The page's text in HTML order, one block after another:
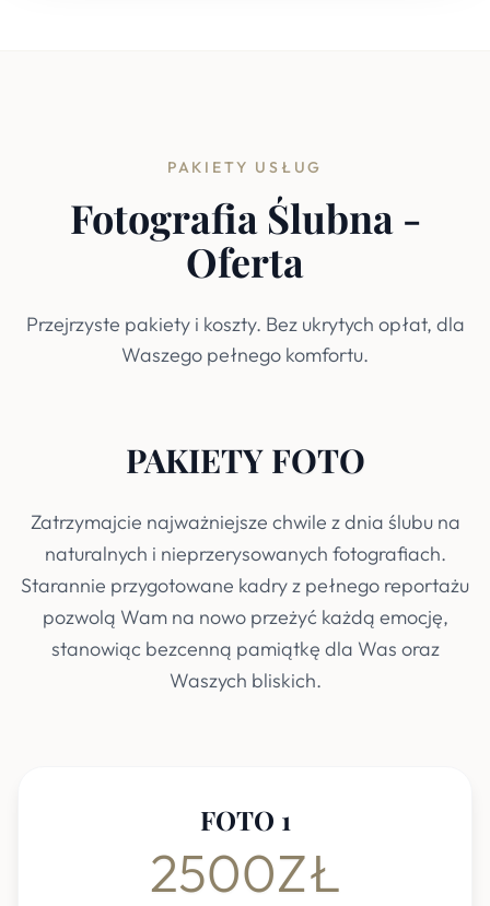
PAKIETY USŁUG
Fotografia Ślubna -
Oferta
Przejrzyste pakiety i koszty. Bez ukrytych opłat, dla
Waszego pełnego komfortu.
PAKIETY FOTO
Zatrzymajcie najważniejsze chwile z dnia ślubu na
naturalnych i nieprzerysowanych fotografiach.
Starannie przygotowane kadry z pełnego reportażu
pozwolą Wam na nowo przeżyć każdą emocję,
stanowiąc bezcenną pamiątkę dla Was oraz
Waszych bliskich.
FOTO 1
2500ZŁ